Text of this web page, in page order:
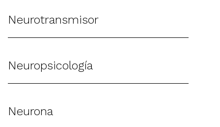
Neurotransmisor
Neuropsicología
Neurona